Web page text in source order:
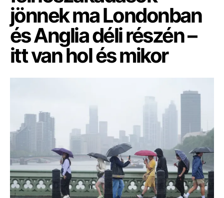
jönnek ma Londonban
és Anglia déli részén –
itt van hol és mikor